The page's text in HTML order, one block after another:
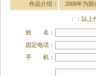
作品介绍：
2008年为国
：：以上作
姓 名：
固定电话：
手 机：